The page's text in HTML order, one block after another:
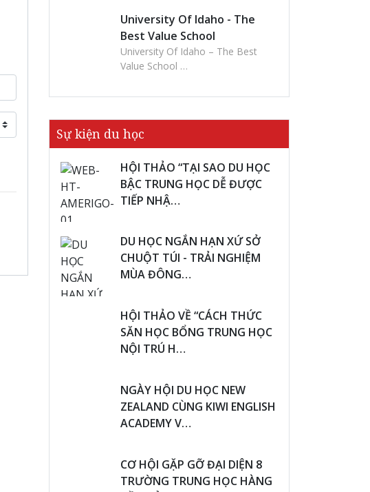
University Of Idaho - The
Best Value School
University Of Idaho – The Best
Value School …
Sự kiện du học
HỘI THẢO “TẠI SAO DU HỌC
BẬC TRUNG HỌC DỄ ĐƯỢC
TIẾP NHẬ…
DU HỌC NGẮN HẠN XỨ SỞ
CHUỘT TÚI - TRẢI NGHIỆM
MÙA ĐÔNG…
HỘI THẢO VỀ “CÁCH THỨC
SĂN HỌC BỔNG TRUNG HỌC
NỘI TRÚ H…
NGÀY HỘI DU HỌC NEW
ZEALAND CÙNG KIWI ENGLISH
ACADEMY V…
CƠ HỘI GẶP GỠ ĐẠI DIỆN 8
TRƯỜNG TRUNG HỌC HÀNG